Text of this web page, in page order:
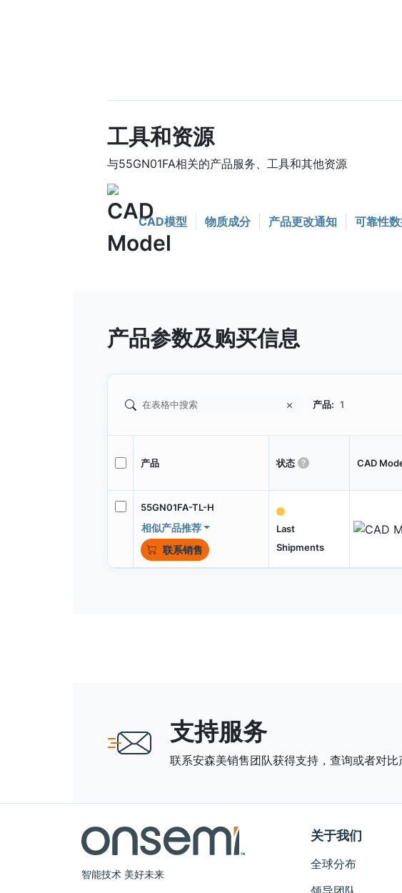
工具和资源
与55GN01FA相关的产品服务、工具和其他资源
CAD模型 物质成分 产品更改通知 可靠性
产品参数及购买信息
产品: 1
产品 状态 CAD
55GN01FA-TL-H
相似产品推荐
联系销售
Last
Shipments
支持服务
联系安森美销售团队获得支持，查询或者对比
智能技术 美好未来
关于我们
全球分布